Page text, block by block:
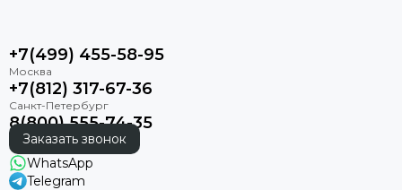
+7(499) 455-58-95
+7(812) 317-67-36
8(800) 555-74-35
Заказать звонок
WhatsApp
Telegram